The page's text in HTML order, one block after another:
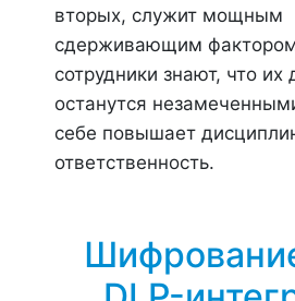
вторых, служит мощным
сдерживающим
сотрудники знают, что их
останутся
себе повышает
ответственность.